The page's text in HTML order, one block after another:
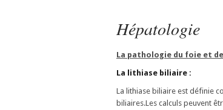
Hépatologie
La pathologie du foie et
La lithiase biliaire :
La lithiase biliaire est définie
biliaires.Les calculs peuvent